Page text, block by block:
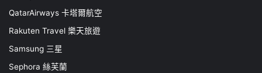
QatarAirways 卡塔爾航空
Rakuten Travel 樂天旅遊
Samsung 三星
Sephora 絲芙蘭